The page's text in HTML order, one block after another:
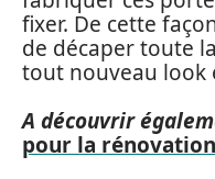
fixer. De cette
de décaper toute
tout nouveau look
A découvrir
pour la